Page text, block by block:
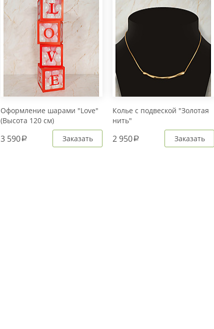
Оформление шарами "Love"
(Высота 120 см)
3 590a Заказать
Колье с подвеской "Золотая
нить"
2 950a Заказать